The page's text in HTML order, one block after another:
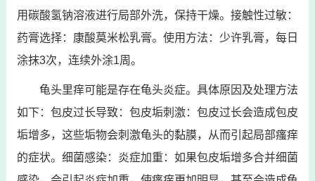
用碳酸氢钠溶液进行局部外洗，保持干燥。接触性过敏：
药膏选择：康酸莫米松乳膏。使用方法：少许乳膏，每日
涂抹3次，连续外涂1周。
龟头里痒可能是存在龟头炎症。具体原因及处理方法
如下：包皮过长导致：包皮垢刺激：包皮过长会造成包皮
垢增多，这些垢物会刺激龟头的黏膜，从而引起局部瘙痒
的症状。细菌感染：炎症加重：如果包皮垢增多合并细菌